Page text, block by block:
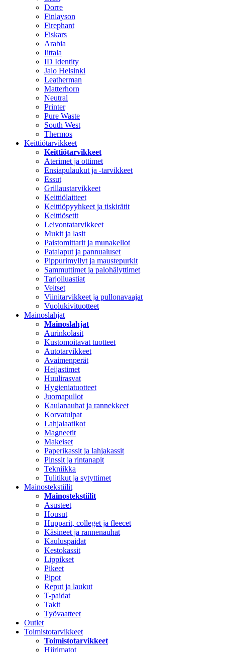
Dorre
Finlayson
Firephant
Fiskars
Arabia
Iittala
ID Identity
Jalo Helsinki
Leatherman
Matterhorn
Neutral
Printer
Pure Waste
South West
Thermos
Keittiötarvikkeet
Keittiötarvikkeet
Aterimet ja ottimet
Ensiapulaukut ja -tarvikkeet
Essut
Grillaustarvikkeet
Keittiölaitteet
Keittiöpyyhkeet ja tiskirätit
Keittiösetit
Leivontatarvikkeet
Mukit ja lasit
Paistomittarit ja munakellot
Patalaput ja pannualuset
Pippurimyllyt ja maustepurkit
Sammuttimet ja palohälyttimet
Tarjoiluastiat
Veitset
Viinitarvikkeet ja pullonavaajat
Vuolukivituotteet
Mainoslahjat
Mainoslahjat
Aurinkolasit
Kustomoitavat tuotteet
Autotarvikkeet
Avaimenperät
Heijastimet
Huulirasvat
Hygieniatuotteet
Juomapullot
Kaulanauhat ja rannekkeet
Korvatulpat
Lahjalaatikot
Magneetit
Makeiset
Paperikassit ja lahjakassit
Pinssit ja rintanapit
Tekniikka
Tulitikut ja sytyttimet
Mainostekstiilit
Mainostekstiilit
Asusteet
Housut
Hupparit, colleget ja fleecet
Käsineet ja rannenauhat
Kauluspaidat
Kestokassit
Lippikset
Pikeet
Pipot
Reput ja laukut
T-paidat
Takit
Työvaatteet
Outlet
Toimistotarvikkeet
Toimistotarvikkeet
Hiirimatot